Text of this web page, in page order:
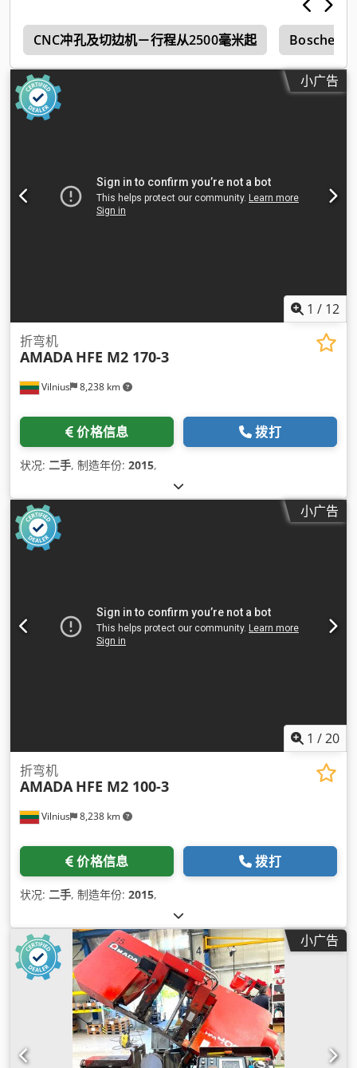
CNC冲孔及切边机－行程从2500毫米起 Boschert
小广告
1 / 12
Vilnius 8,238 km
折弯机
AMADA HFE M2 170-3
价格信息 拨打
状况: 二手, 制造年份: 2015,
小广告
1 /20
Vilnius 8,238 km
折弯机
AMADA HFE M2 100-3
价格信息 拨打
状况: 二手, 制造年份: 2015,
小广告